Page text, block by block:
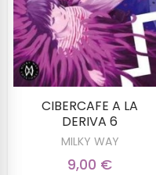
CIBERCAFE A LA
DERIVA 6
MILKY WAY
9,00 €